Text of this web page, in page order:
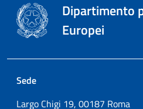
Dipartimento
Europei
Sede
Largo Chigi 19, 00187 Roma